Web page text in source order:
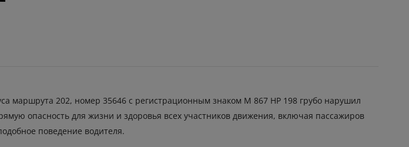
маршрута 202, номер 35646 с регистрационным знаком М 867 НР 198 грубо нарушил
опасность для жизни и здоровья всех участников движения, включая пассажиров
поведение водителя.